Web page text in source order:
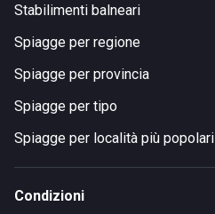
Stabilimenti balneari
Spiagge per regione
Spiagge per provincia
Spiagge per tipo
Spiagge per località più popolari
Condizioni